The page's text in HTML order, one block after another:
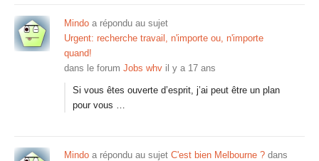
Mindo a répondu au sujet
Urgent: recherche travail, n'importe ou, n'importe
quand!
dans le forum Jobs whv il y a 17 ans
Si vous êtes ouverte d’esprit, j’ai peut être un plan
pour vous …
Mindo a répondu au sujet C'est bien Melbourne ? dans